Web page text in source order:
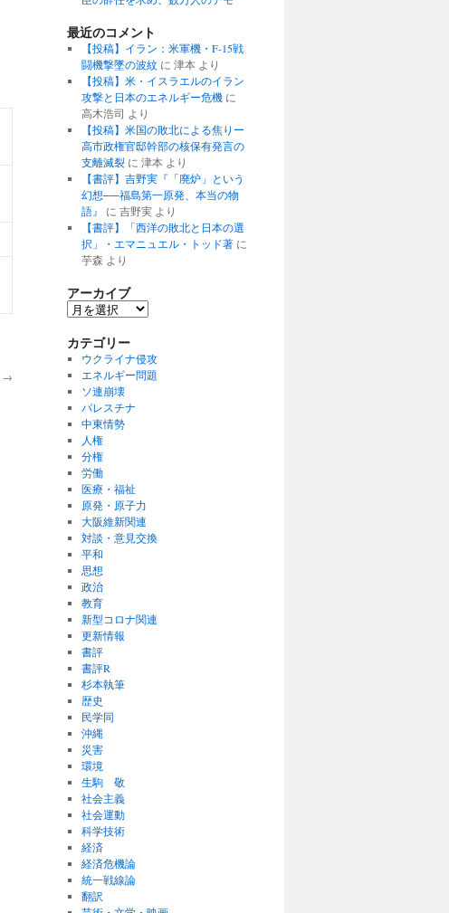
→
最近のコメント
【投稿】イラン：米軍機・F-15戦
闘機撃墜の波紋に 津本より
【投稿】米・イスラエルのイラン
攻撃と日本のエネルギー危機に
高木浩司 より
【投稿】米国の敗北による焦りー
高市政権官邸幹部の核保有発言の
支離滅裂に 津本より
【書評】吉野実『「廃炉」という
幻想──福島第一原発、本当の物
語』
に 吉野実より
【書評】「西洋の敗北と日本の選
択」・エマニュエル・トッド著に
芋森 より
アーカイブ
ア
カ
イ
ブ
カテゴリー
ウクライナ侵攻
エネルギー問題
ソ連崩壊
パレスチナ
中東情勢
人権
分権
労働
医療・福祉
原発・原子力
大阪維新関連
対談・意見交換
平和
思想
政治
教育
新型コロナ関連
更新情報
書評
書評R
杉本執筆
歴史
民学同
沖縄
災害
環境
生駒 敬
社会主義
社会運動
科学技術
経済
経済危機論
統一戦線論
翻訳